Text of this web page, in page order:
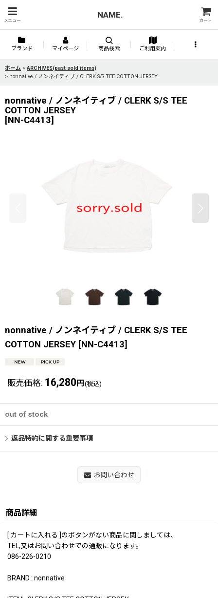
メニュー
NAME.
カート
ブランド マイページ 商品検索 ご利用案内
ホーム > ARCHIVES(past sold items)
> nonnative / ノンネイティブ / CLERK S/S TEE COTTON JERSEY
nonnative / ノンネイティブ / CLERK S/S TEE
COTTON JERSEY
[NN-C4413]
nonnative / ノンネイティブ / CLERK S/S TEE
COTTON JERSEY [NN-C4413]
販売価格: 16,280 円 (税込)
out of stock
返品特約に関する重要事項
お問い合わせ
商品詳細
[ カートに入れる ]のボタンがない商品に関しましては、
TEL,又はお問い合わせでの通販になります。
086-226-0210
BRAND : nonnative